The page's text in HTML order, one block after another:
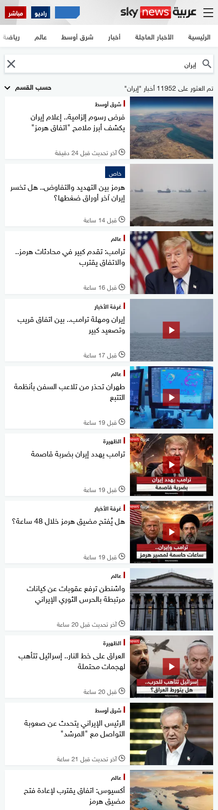
راديو مباشر
الرئيسية الأخبار العاجلة أخبار شرق أوسط عالم رياضة
حسب القسم تم العثور على 11952 أخبار "إيران"
شرق أوسط
فرض رسوم إلزامية.. إعلام إيران
يكشف أبرز ملامح "اتفاق هرمز"
l آخر تحديث قبل 24 دقيقة
خاص
هرمز بين التهديد والتفاوض.. هل تخسر
إيران آخر أوراق ضغطها؟
l قبل 14 ساعة
عالم
ترامب: تقدم كبير في محادثات هرمز..
والاتفاق يقترب
l قبل 16 ساعة
غرفة الأخبار
إيران ومهلة ترامب.. بين اتفاق قريب
وتصعيد كبير
l قبل 17 ساعة
عالم
طهران تحذر من تلاعب السفن بأنظمة
التتبع
l قبل 19 ساعة
الظهيرة
ترامب يهدد إيران بضربة قاصمة
l قبل 19 ساعة
غرفة الأخبار
هل يُفتح مضيق هرمز خلال 48 ساعة؟
l قبل 19 ساعة
عالم
واشنطن ترفع عقوبات عن كيانات
مرتبطة بالحرس الثوري الإيراني
l آخر تحديث قبل 20 ساعة
الظهيرة
العراق على خط النار.. إسرائيل تتأهب
لهجمات محتملة
l قبل 20 ساعة
شرق أوسط
الرئيس الإيراني يتحدث عن صعوبة
التواصل مع "المرشد"
l آخر تحديث قبل 21 ساعة
عالم
أكسيوس: اتفاق يقترب لإعادة فتح
مضيق هرمز